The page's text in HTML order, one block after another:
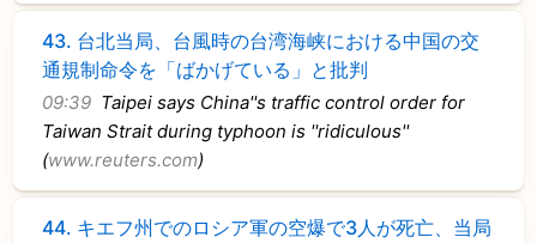
43. 台北当局、台風時の台湾海峡における中国の交
通規制命令を「ばかげている」と批判
09:39 Taipei says China''s traffic control order for
Taiwan Strait during typhoon is ''ridiculous''
(www.reuters.com)
44. キエフ州でのロシア軍の空爆で3人が死亡、当局